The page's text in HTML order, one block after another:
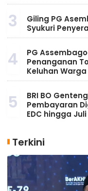
3
Giling PG
Syukuri
4
PG
Penanganan
Keluhan
5
BRI BO
Pembayaran
EDC hingga
Terkini